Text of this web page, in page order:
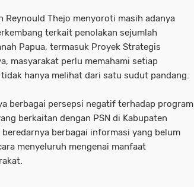
Reynould Thejo menyoroti masih adanya
terkait penolakan sejumlah
Papua, termasuk Proyek Strategis
masyarakat perlu memahami setiap
hanya melihat dari satu sudut pandang.
berbagai persepsi negatif terhadap program
berkaitan dengan PSN di Kabupaten
berbagai informasi yang belum
menyeluruh mengenai manfaat